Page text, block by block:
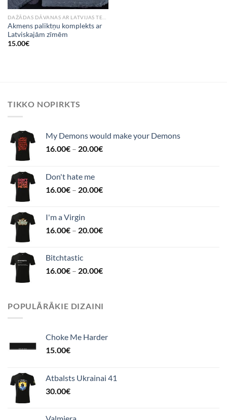
Akmens paliktņu komplekts ar
Latviskajām zīmēm
15.00€
TIKKO NOPIRKTS
My Demons would make your Demons
16.00€ – 20.00€
Don't hate me
16.00€ – 20.00€
I'm a Virgin
16.00€ – 20.00€
Bitchtastic
16.00€ – 20.00€
POPULĀRĀKIE DIZAINI
Choke Me Harder
15.00€
Atbalsts Ukrainai 41
30.00€